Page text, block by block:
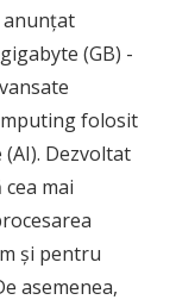
anunțat
(GB) -
folosit
Dezvoltat
mai
și pentru
asemenea,